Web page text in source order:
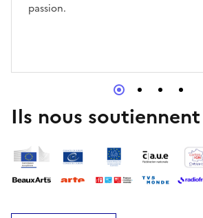
passion.
Ils nous soutiennent